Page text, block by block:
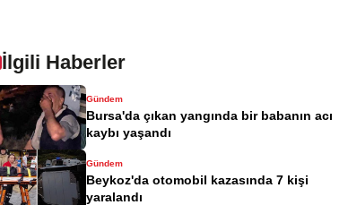
İlgili Haberler
Gündem
Bursa'da çıkan yangında bir babanın acı
kaybı yaşandı
Gündem
Beykoz'da otomobil kazasında 7 kişi
yaralandı